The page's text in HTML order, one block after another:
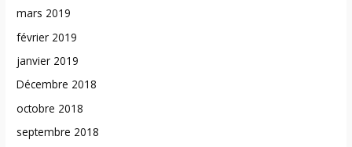
mars 2019
février 2019
janvier 2019
Décembre 2018
octobre 2018
septembre 2018